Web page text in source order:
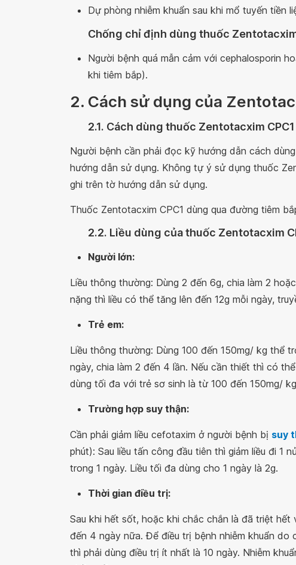
Dự phòng nhiễm khuẩn sau khi mổ tuyến tiền
Chống chỉ định dùng thuốc
Người bệnh quá mẫn cảm với cephalosporin
khi tiêm bắp).
2. Cách sử dụng của
2.1. Cách dùng thuốc Zentotacxim CPC1
Người bệnh cần phải đọc kỹ hướng dẫn cách
hướng dẫn sử dụng. Không tự ý sử dụng thuốc
ghi trên tờ hướng dẫn sử dụng.
Thuốc Zentotacxim CPC1 dùng qua đường tiêm
2.2. Liều dùng của thuốc Zentotacxim
Người lớn:
Liều thông thường: Dùng 2 đến 6g, chia làm 2
nặng thì liều có thể tăng lên đến 12g mỗi ngày,
Trẻ em:
Liều thông thường: Dùng 100 đến 150mg/ kg thể
ngày, chia làm 2 đến 4 lần. Nếu cần thiết thì có
dùng tối đa với trẻ sơ sinh là từ 100 đến 150mg/
Trường hợp suy thận:
Cần phải giảm liều cefotaxim ở người bệnh bị suy
phút): Sau liều tấn công đầu tiên thì giảm liều đi 1
trong 1 ngày. Liều tối đa dùng cho 1 ngày là 2g.
Thời gian điều trị:
Sau khi hết sốt, hoặc khi chắc chắn là đã triệt
đến 4 ngày nữa. Để điều trị bệnh nhiễm khuẩn do
thì phải dùng điều trị ít nhất là 10 ngày. Nhiễm